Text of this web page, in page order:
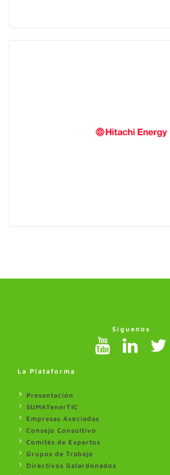
Síguenos
La Plataforma
Presentación
SUMATenerTIC
Empresas Asociadas
Consejo Consultivo
Comités de Expertos
Grupos de Trabajo
Directivos Galardonados